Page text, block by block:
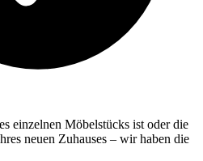
einzelnen Möbelstücks ist oder die
neuen Zuhauses – wir haben die